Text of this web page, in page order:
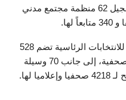
المتابعة بلغ 220 متابعاً، إلى جانب تسجيل 62 منظمة مجتمع مدني
وأوضحت الهيئة أن المتابعة الإعلامية للانتخابات الرئاسية تضم 528
متابعا دوليا عن 115 وسيلة إعلامية وصحفية، إلى جانب 70 وسيلة
لها.